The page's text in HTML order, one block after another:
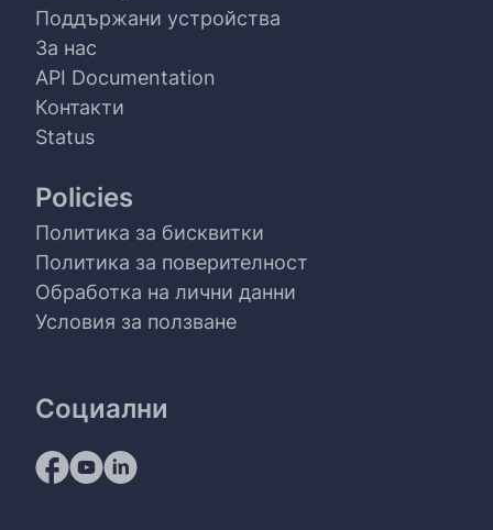
Поддържани устройства
За нас
API Documentation
Контакти
Status
Policies
Политика за бисквитки
Политика за поверителност
Обработка на лични данни
Условия за ползване
Социални